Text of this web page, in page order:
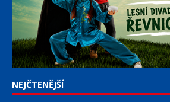
NEJČTENĚJŠÍ